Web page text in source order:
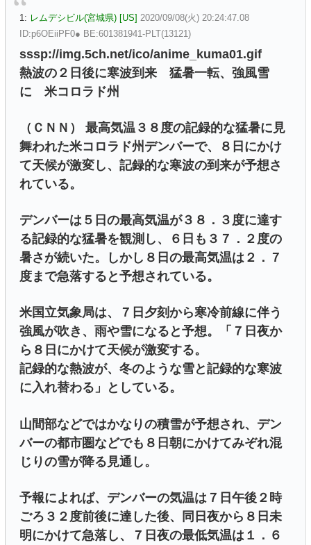
1: レムデシビル(宮城県) [US] 2020/09/08(火) 20:24:47.08
ID:p6OEiiPF0● BE:601381941-PLT(13121)
sssp://img.5ch.net/ico/anime_kuma01.gif
熱波の２日後に寒波到来 猛暑一転、強風雪
に 米コロラド州
（ＣＮＮ） 最高気温３８度の記録的な猛暑に見
舞われた米コロラド州デンバーで、８日にかけ
て天候が激変し、記録的な寒波の到来が予想さ
れている。
デンバーは５日の最高気温が３８．３度に達す
る記録的な猛暑を観測し、６日も３７．２度の
暑さが続いた。しかし８日の最高気温は２．７
度まで急落すると予想されている。
米国立気象局は、７日夕刻から寒冷前線に伴う
強風が吹き、雨や雪になると予想。「７日夜か
ら８日にかけて天候が激変する。
記録的な熱波が、冬のような雪と記録的な寒波
に入れ替わる」としている。
山間部などではかなりの積雪が予想され、デン
バーの都市圏などでも８日朝にかけてみぞれ混
じりの雪が降る見通し。
予報によれば、デンバーの気温は７日午後２時
ごろ３２度前後に達した後、同日夜から８日未
明にかけて急落し、７日夜の最低気温は１．６